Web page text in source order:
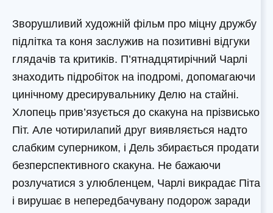
Зворушливий художній фільм про міцну дружбу
підлітка та коня заслужив на позитивні відгуки
глядачів та критиків. П’ятнадцятирічний Чарлі
знаходить підробіток на іподромі, допомагаючи
цинічному дресирувальнику Делю на стайні.
Хлопець прив’язується до скакуна на прізвисько
Піт. Але чотирилапий друг виявляється надто
слабким суперником, і Дель збирається продати
безперспективного скакуна. Не бажаючи
розлучатися з улюбленцем, Чарлі викрадає Піта
і вирушає в непередбачувану подорож заради